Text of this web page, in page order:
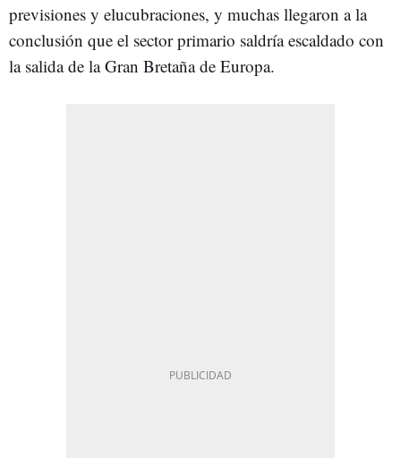
previsiones y elucubraciones, y muchas llegaron a la
conclusión que el sector primario saldría escaldado con
la salida de la Gran Bretaña de Europa.